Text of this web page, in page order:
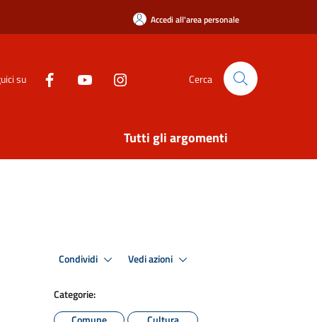
Accedi all'area personale
su Cerca
Tutti gli argomenti
Condividi Vedi azioni
Categorie: